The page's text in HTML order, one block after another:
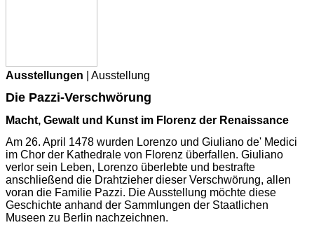
Ausstellungen | Ausstellung
Die Pazzi-Verschwörung
Macht, Gewalt und Kunst im Florenz der Renaissance
Am 26. April 1478 wurden Lorenzo und Giuliano de' Medici
im Chor der Kathedrale von Florenz überfallen. Giuliano
verlor sein Leben, Lorenzo überlebte und bestrafte
anschließend die Drahtzieher dieser Verschwörung, allen
voran die Familie Pazzi. Die Ausstellung möchte diese
Geschichte anhand der Sammlungen der Staatlichen
Museen zu Berlin nachzeichnen.